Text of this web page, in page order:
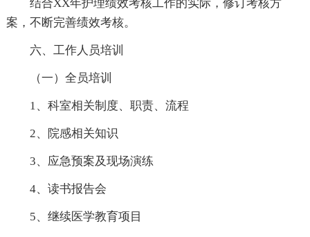
结合XX年护理绩效考核工作的实际，修订考核方
案，不断完善绩效考核。
六、工作人员培训
（一）全员培训
1、科室相关制度、职责、流程
2、院感相关知识
3、应急预案及现场演练
4、读书报告会
5、继续医学教育项目